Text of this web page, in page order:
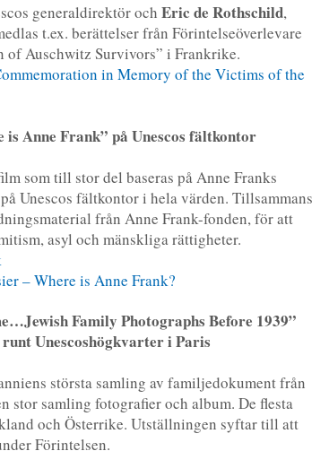
generaldirektör ochEric de Rothschild,
t.ex. berättelser från Förintelseöverlevare
of Auschwitz Survivors” i Frankrike.
in Memory of the Victims of the
is Anne Frank” på Unescos fältkontor
som till stor del baseras på Anne Franks
Unescos fältkontori hela värden. Tillsammans
från Anne Frank-fonden, för att
asyl och mänskliga rättigheter.
– Where is Anne Frank?
Family Photographs Before 1939”
Unescoshögkvarter i Paris
största samling av familjedokument från
samling fotografier och album. De flesta
och Österrike. Utställningen syftar till att
Förintelsen.